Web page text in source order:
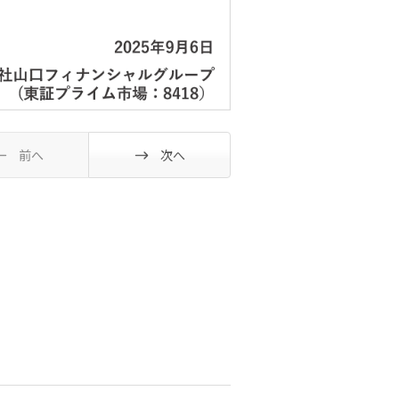
前へ 次へ